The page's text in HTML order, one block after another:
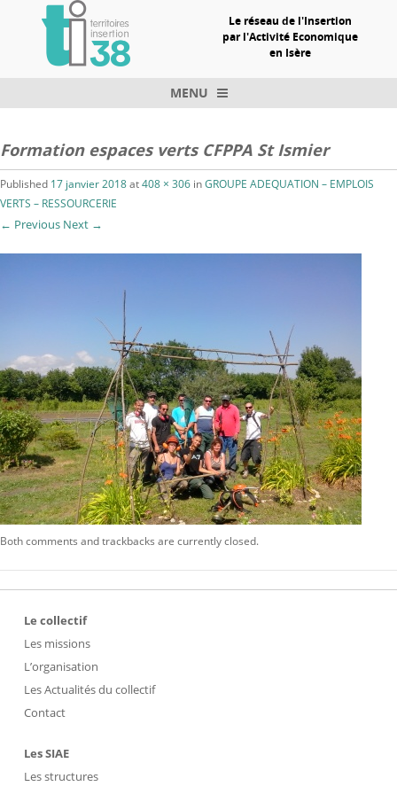
Le réseau de l'Insertion
par l'Activité Economique
en Isère
MENU
Formation espaces verts CFPPA St Ismier
Published 17 janvier 2018at408 × 306 inGROUPE ADEQUATION – EMPLOIS
VERTS – RESSOURCERIE
← Previous Next →
Both comments and trackbacks are currently closed.
Le collectif
Les missions
L’organisation
Les Actualités du collectif
Contact
Les SIAE
Les structures